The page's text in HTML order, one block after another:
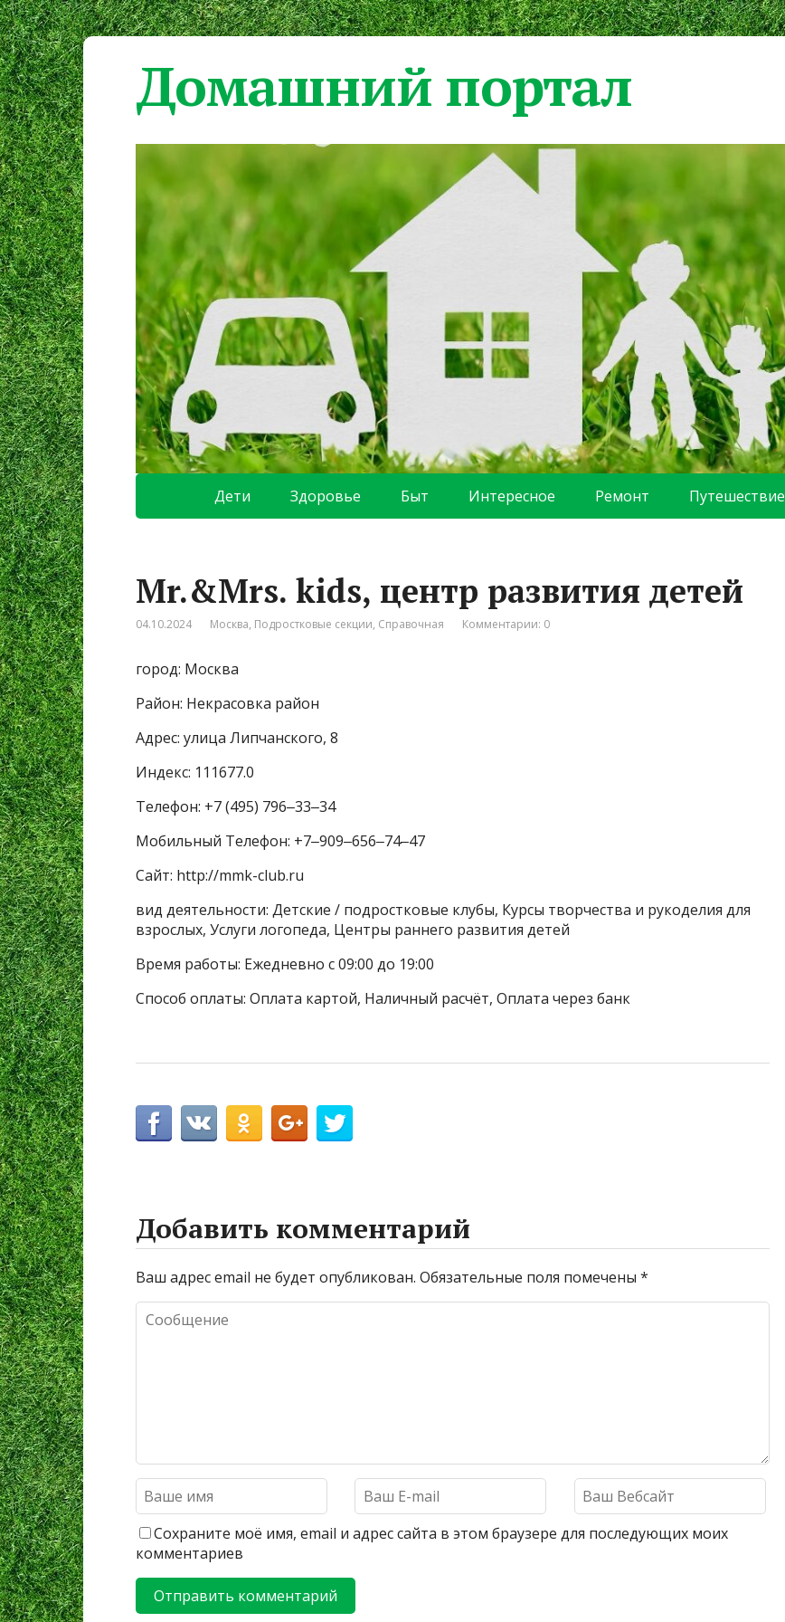
Домашний портал
Дети Здоровье Быт Интересное Ремонт Путешествие
Mr.&Mrs. kids, центр развития детей
04.10.2024 Москва, Подростковые секции, Справочная Комментарии: 0
город: Москва
Район: Некрасовка район
Адрес: улица Липчанского, 8
Индекс: 111677.0
Телефон: +7 (495) 796‒33‒34
Мобильный Телефон: +7‒909‒656‒74‒47
Сайт: http://mmk-club.ru
вид деятельности: Детские / подростковые клубы, Курсы творчества и рукоделия для
взрослых, Услуги логопеда, Центры раннего развития детей
Время работы: Ежедневно с 09:00 до 19:00
Способ оплаты: Оплата картой, Наличный расчёт, Оплата через банк
Добавить комментарий
Ваш адрес email не будет опубликован. Обязательные поля помечены *
Сохраните моё имя, email и адрес сайта в этом браузере для последующих моих
комментариев